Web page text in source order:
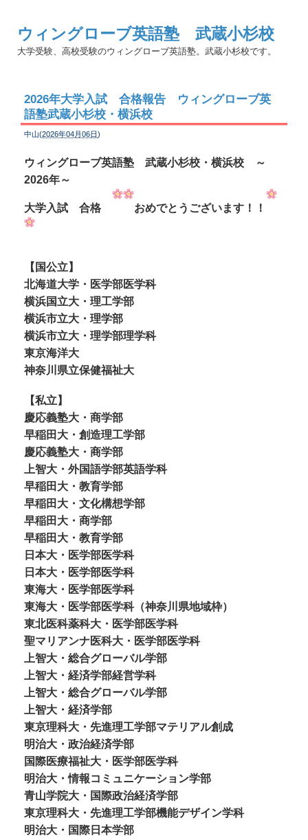
ウィングローブ英語塾 武蔵小杉校
大学受験、高校受験のウィングローブ英語塾。武蔵小杉校です。
2026年大学入試 合格報告 ウィングローブ英
語塾武蔵小杉校・横浜校
中山(2026年04月06日)
ウィングローブ英語塾 武蔵小杉校・横浜校 ～
2026年～
大学入試 合格 おめでとうございます！！
【国公立】
北海道大学・医学部医学科
横浜国立大・理工学部
横浜市立大・理学部
横浜市立大・理学部理学科
東京海洋大
神奈川県立保健福祉大
【私立】
慶応義塾大・商学部
早稲田大・創造理工学部
慶応義塾大・商学部
上智大・外国語学部英語学科
早稲田大・教育学部
早稲田大・文化構想学部
早稲田大・商学部
早稲田大・教育学部
日本大・医学部医学科
日本大・医学部医学科
東海大・医学部医学科
東海大・医学部医学科（神奈川県地域枠）
東北医科薬科大・医学部医学科
聖マリアンナ医科大・医学部医学科
上智大・総合グローバル学部
上智大・経済学部経営学科
上智大・総合グローバル学部
上智大・経済学部
東京理科大・先進理工学部マテリアル創成
明治大・政治経済学部
国際医療福祉大・医学部医学科
明治大・情報コミュニケーション学部
青山学院大・国際政治経済学部
東京理科大・先進理工学部機能デザイン学科
明治大・国際日本学部